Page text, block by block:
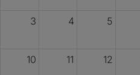
3 4 5
10 11 12